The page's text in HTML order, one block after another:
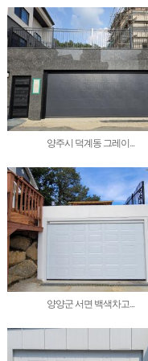
양주시 덕계동 그레이...
양양군 서면 백색차고...